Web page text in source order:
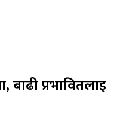
बाढी प्रभावितलाइ